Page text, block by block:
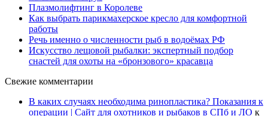
Плазмолифтинг в Королеве
Как выбрать парикмахерское кресло для комфортной
работы
Речь именно о численности рыб в водоёмах РФ
Искусство лещовой рыбалки: экспертный подбор
снастей для охоты на «бронзового» красавца
Свежие комментарии
В каких случаях необходима ринопластика? Показания к
операции | Сайт для охотников и рыбаков в СПб и ЛО к